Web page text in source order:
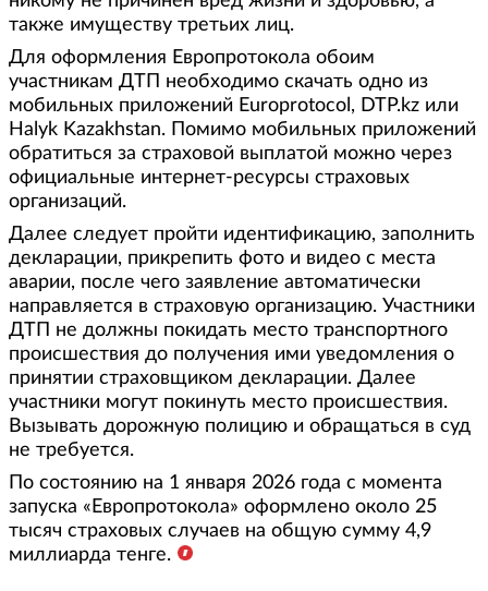
также имуществу третьих лиц.
Для оформления Европротокола обоим
участникам ДТП необходимо скачать одно из
мобильных приложений Europrotocol, DTP.kz или
Halyk Kazakhstan. Помимо мобильных приложений
обратиться за страховой выплатой можно через
официальные интернет-ресурсы страховых
организаций.
Далее следует пройти идентификацию, заполнить
декларации, прикрепить фото и видео с места
аварии, после чего заявление автоматически
направляется в страховую организацию. Участники
ДТП не должны покидать место транспортного
происшествия до получения ими уведомления о
принятии страховщиком декларации. Далее
участники могут покинуть место происшествия.
Вызывать дорожную полицию и обращаться в суд
не требуется.
По состоянию на 1 января 2026 года с момента
запуска «Европротокола» оформлено около 25
тысяч страховых случаев на общую сумму 4,9
миллиарда тенге.